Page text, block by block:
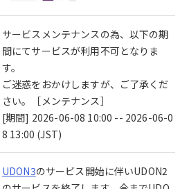
サービスメンテナンスの為、以下の期
間にてサービスが利用不可となりま
す。
ご迷惑をおかけしますが、ご了承くだ
さい。［メンテナンス］
[期間] 2026-06-08 10:00 -- 2026-06-0
8 13:00 (JST)
UDON3のサービス開始に伴いUDON2